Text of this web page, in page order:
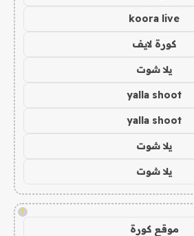
koora live
كورة لايف
يلا شوت
yalla shoot
yalla shoot
يلا شوت
يلا شوت
!
موقع كورة